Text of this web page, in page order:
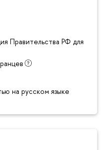
Правительства РФ для
на русском языке